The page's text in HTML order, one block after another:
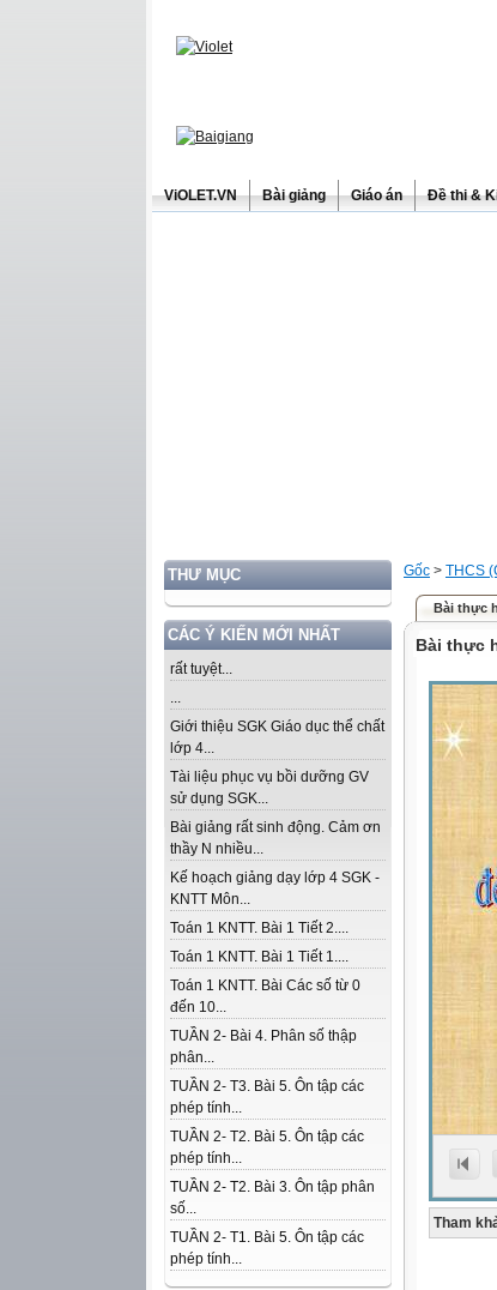
ViOLET.VN Bài giảng Giáo án Đề thi &
THƯ MỤC
CÁC Ý KIẾN MỚI NHẤT
rất tuyệt...
...
Giới thiệu SGK Giáo dục thể chất
lớp 4...
Tài liệu phục vụ bồi dưỡng GV
sử dụng SGK...
Bài giảng rất sinh động. Cảm ơn
thầy N nhiều...
Kế hoạch giảng dạy lớp 4 SGK -
KNTT Môn...
Toán 1 KNTT. Bài 1 Tiết 2....
Toán 1 KNTT. Bài 1 Tiết 1....
Toán 1 KNTT. Bài Các số từ 0
đến 10...
TUẦN 2- Bài 4. Phân số thập
phân...
TUẦN 2- T3. Bài 5. Ôn tập các
phép tính...
TUẦN 2- T2. Bài 5. Ôn tập các
phép tính...
TUẦN 2- T2. Bài 3. Ôn tập phân
số...
TUẦN 2- T1. Bài 5. Ôn tập các
phép tính...
Gốc > THCS
Bài thực
Bài thực
Tham